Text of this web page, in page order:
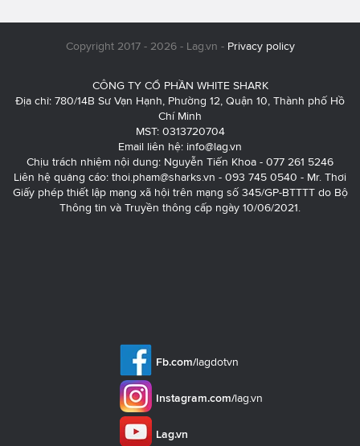
Copyright 2017 - 2026 - Lag.vn - Privacy policy
CÔNG TY CỔ PHẦN WHITE SHARK
Địa chỉ: 780/14B Sư Vạn Hạnh, Phường 12, Quận 10, Thành phố Hồ
Chí Minh
MST: 0313720704
Email liên hệ: info@lag.vn
Chịu trách nhiệm nội dung: Nguyễn Tiến Khoa - 077 261 5246
Liên hệ quảng cáo: thoi.pham@sharks.vn - 093 745 0540 - Mr. Thơi
Giấy phép thiết lập mạng xã hội trên mạng số 345/GP-BTTTT do Bộ
Thông tin và Truyền thông cấp ngày 10/06/2021.
Fb.com/lagdotvn
Instagram.com/lag.vn
Lag.vn